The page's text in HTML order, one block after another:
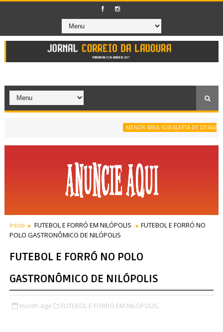
MENOR ÁREA SOB ALERTA DE
Início FUTEBOL E FORRÓ EM NILÓPOLIS
FUTEBOL E FORRÓ NO
POLO GASTRONÔMICO DE NILÓPOLIS
FUTEBOL E FORRÓ NO POLO
GASTRONÔMICO DE NILÓPOLIS
month ago FUTEBOL E FORRÓ EM NILÓPOLIS,